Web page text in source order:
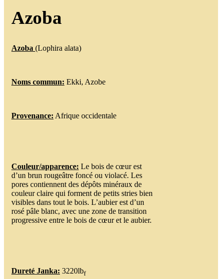
Azoba
Azoba (Lophira alata)
Noms commun: Ekki, Azobe
Provenance: Afrique occidentale
Couleur/apparence: Le bois de cœur est
d’un brun rougeâtre foncé ou violacé. Les
pores contiennent des dépôts minéraux de
couleur claire qui forment de petits stries bien
visibles dans tout le bois. L’aubier est d’un
rosé pâle blanc, avec une zone de transition
progressive entre le bois de cœur et le aubier.
Dureté Janka: 3220lbf